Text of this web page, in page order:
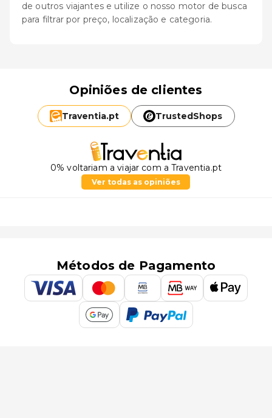
de outros viajantes e utilize o nosso motor de busca
para filtrar por preço, localização e categoria.
Opiniões de clientes
Traventia.pt TrustedShops
0% voltariam a viajar com a Traventia.pt
Ver todas as opiniões
Métodos de Pagamento